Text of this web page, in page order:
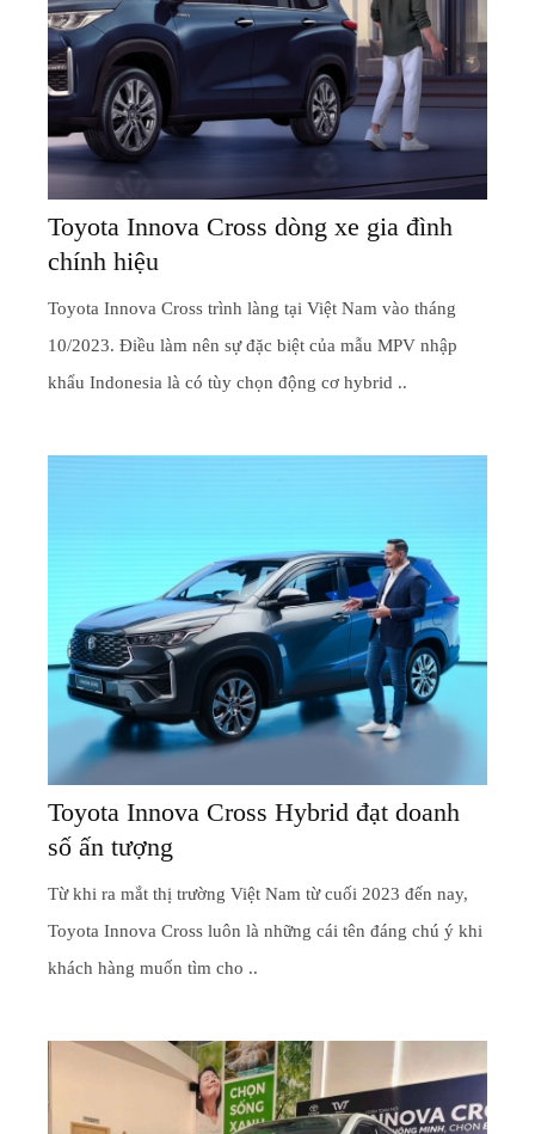
Toyota Innova Cross dòng xe gia đình
chính hiệu
Toyota Innova Cross trình làng tại Việt Nam vào tháng
10/2023. Điều làm nên sự đặc biệt của mẫu MPV nhập
khẩu Indonesia là có tùy chọn động cơ hybrid ..
Toyota Innova Cross Hybrid đạt doanh
số ấn tượng
Từ khi ra mắt thị trường Việt Nam từ cuối 2023 đến nay,
Toyota Innova Cross luôn là những cái tên đáng chú ý khi
khách hàng muốn tìm cho ..